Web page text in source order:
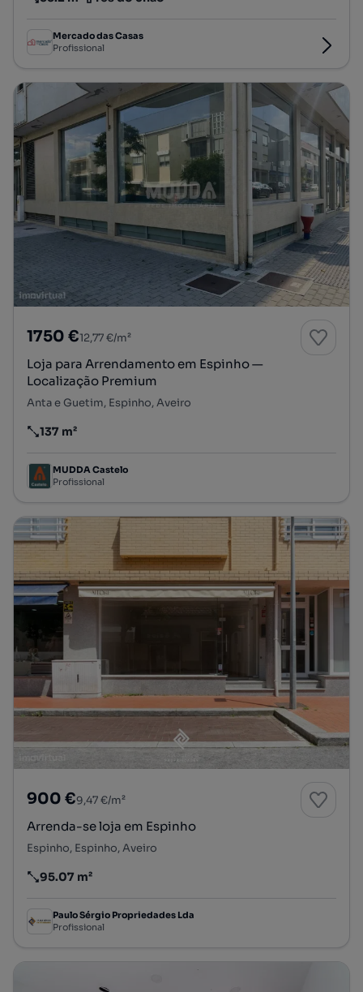
Preço por metro quadrado
Andar
Mercado das Casas
Profissional
1750 €12,77 €/m²
Loja para Arrendamento em Espinho —
Localização Premium
Anta e Guetim, Espinho, Aveiro
Preço por metro quadrado
137 m²
MUDDA Castelo
Profissional
900 €9,47 €/m²
Arrenda-se loja em Espinho
Espinho, Espinho, Aveiro
Preço por metro quadrado
95.07 m²
Paulo Sérgio Propriedades Lda
Profissional